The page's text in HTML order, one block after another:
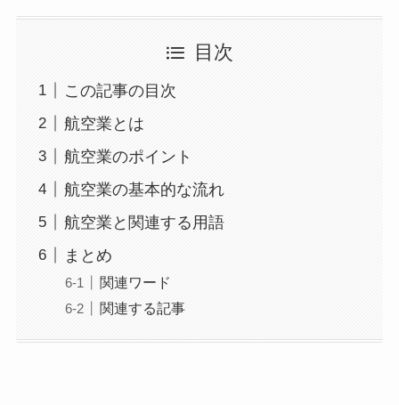
目次
この記事の目次
航空業とは
航空業のポイント
航空業の基本的な流れ
航空業と関連する用語
まとめ
関連ワード
関連する記事